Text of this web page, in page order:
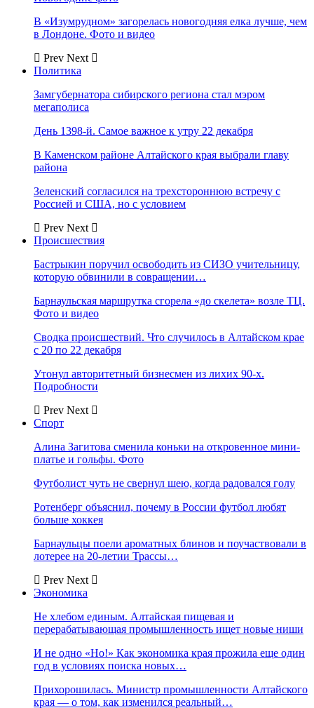
В «Изумрудном» загорелась новогодняя елка лучше, чем
в Лондоне. Фото и видео
Prev Next
Политика
Замгубернатора сибирского региона стал мэром
мегаполиса
День 1398-й. Самое важное к утру 22 декабря
В Каменском районе Алтайского края выбрали главу
района
Зеленский согласился на трехстороннюю встречу с
Россией и США, но с условием
Prev Next
Происшествия
Бастрыкин поручил освободить из СИЗО учительницу,
которую обвинили в совращении…
Барнаульская маршрутка сгорела «до скелета» возле ТЦ.
Фото и видео
Сводка происшествий. Что случилось в Алтайском крае
с 20 по 22 декабря
Утонул авторитетный бизнесмен из лихих 90-х.
Подробности
Prev Next
Спорт
Алина Загитова сменила коньки на откровенное мини-
платье и гольфы. Фото
Футболист чуть не свернул шею, когда радовался голу
Ротенберг объяснил, почему в России футбол любят
больше хоккея
Барнаульцы поели ароматных блинов и поучаствовали в
лотерее на 20-летии Трассы…
Prev Next
Экономика
Не хлебом единым. Алтайская пищевая и
перерабатывающая промышленность ищет новые ниши
И не одно «Но!» Как экономика края прожила еще один
год в условиях поиска новых…
Прихорошилась. Министр промышленности Алтайского
края — о том, как изменился реальный…